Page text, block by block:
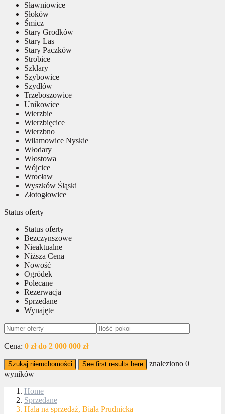
Sławniowice
Słoków
Śmicz
Stary Grodków
Stary Las
Stary Paczków
Strobice
Szklary
Szybowice
Szydłów
Trzeboszowice
Unikowice
Wierzbie
Wierzbięcice
Wierzbno
Wilamowice Nyskie
Włodary
Włostowa
Wójcice
Wrocław
Wyszków Śląski
Złotogłowice
Status oferty
Status oferty
Bezczynszowe
Nieaktualne
Niższa Cena
Nowość
Ogródek
Polecane
Rezerwacja
Sprzedane
Wynajęte
Cena: 0 zł do 2 000 000 zł
Szukaj nieruchomości See first results here znaleziono 0
wyników
Home
Sprzedane
Hala na sprzedaż, Biała Prudnicka